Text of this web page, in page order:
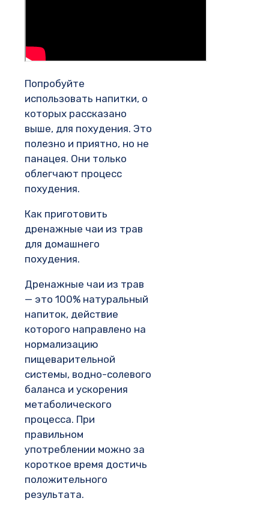
Попробуйте
использовать напитки, о
которых рассказано
выше, для похудения. Это
полезно и приятно, но не
панацея. Они только
облегчают процесс
похудения.
Как приготовить
дренажные чаи из трав
для домашнего
похудения.
Дренажные чаи из трав
— это 100% натуральный
напиток, действие
которого направлено на
нормализацию
пищеварительной
системы, водно-солевого
баланса и ускорения
метаболического
процесса. При
правильном
употреблении можно за
короткое время достичь
положительного
результата.